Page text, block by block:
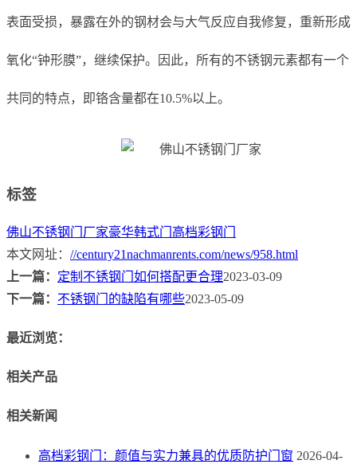
表面受损，暴露在外的钢材会与大气反应自我修复，重新形成
氧化“钟形膜”，继续保护。因此，所有的不锈钢元素都有一个
共同的特点，即铬含量都在10.5%以上。
标签
佛山不锈钢门厂家豪华韩式门 高档彩钢门
本文网址： //century21nachmanrents.com/news/958.html
上一篇： 定制不锈钢门如何搭配更合理2023-03-09
下一篇： 不锈钢门的缺陷有哪些2023-05-09
最近浏览：
相关产品
相关新闻
高档彩钢门：颜值与实力兼具的优质防护门窗 2026-04-